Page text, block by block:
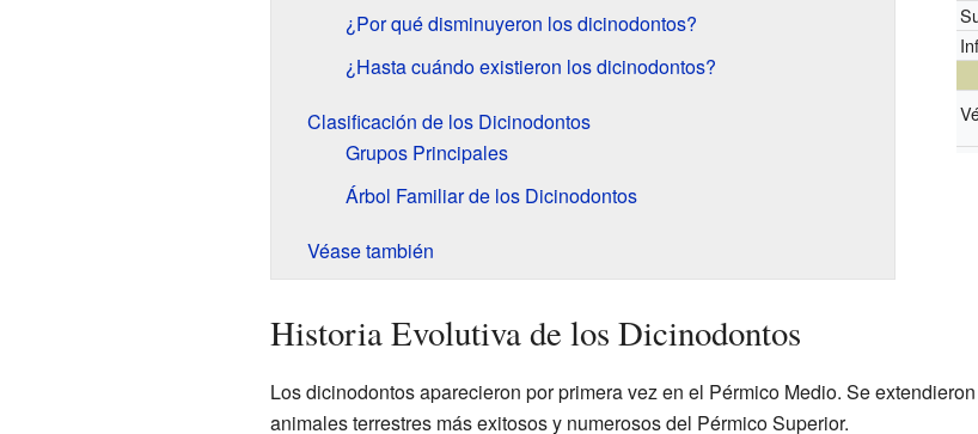
¿Por qué disminuyeron los dicinodontos?
¿Hasta cuándo existieron los dicinodontos?
Clasificación de los Dicinodontos
Grupos Principales
Árbol Familiar de los Dicinodontos
Véase también
Historia Evolutiva de los Dicinodontos
Los dicinodontos aparecieron por primera vez en el Pérmico Medio. Se
animales terrestres más exitosos y numerosos del Pérmico Superior.